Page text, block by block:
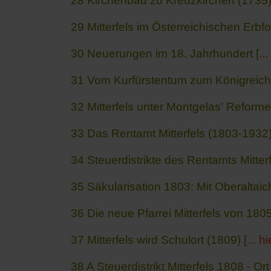
29 Mitterfels im Österreichischen
30 Neuerungen im 18. Jahrhundert [
31 Vom Kurfürstentum zum
32 Mitterfels unter Montgelas'
33 Das Rentamt Mitterfels (1803-
34 Steuerdistrikte des Rentamts
35 Säkularisation 1803: Mit
36 Die neue Pfarrei Mitterfels von
37 Mitterfels wird Schulort (1809) [...
38 A Steuerdistrikt Mitterfels 1808 -